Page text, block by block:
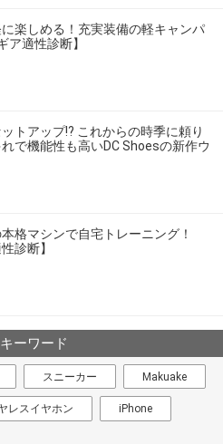
楽しめる！充実装備の軽キャンパ
ア適性診断】
トアップ!? これからの時季に頼り
で機能性も高いDC Shoesの新作ウ
格マシンで自宅トレーニング！
診断】
ーワード
スニーカー Makuake
レスイヤホン iPhone